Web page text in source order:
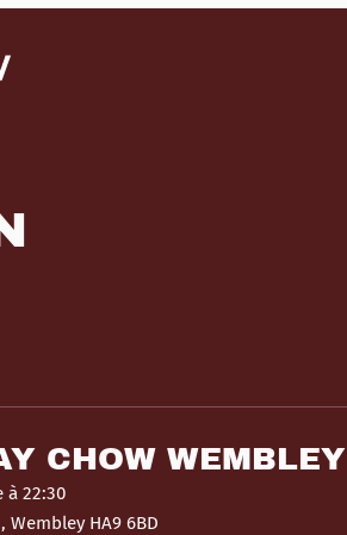
CHOW WEMBLEY
à 22:30
Wembley HA9 6BD